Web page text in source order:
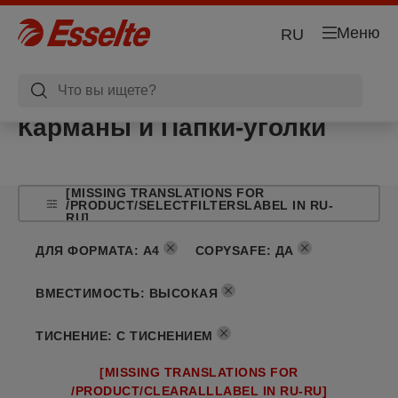
Меню
RU
Карманы и Папки-уголки
[MISSING TRANSLATIONS FOR
/PRODUCT/SELECTFILTERSLABEL IN RU-
RU]
ДЛЯ ФОРМАТА: A4 COPYSAFE: ДА
ВМЕСТИМОСТЬ: ВЫСОКАЯ
ТИСНЕНИЕ: С ТИСНЕНИЕМ
[MISSING TRANSLATIONS FOR
/PRODUCT/CLEARALLLABEL IN RU-RU]